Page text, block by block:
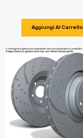
Aggiungi Al Carrello